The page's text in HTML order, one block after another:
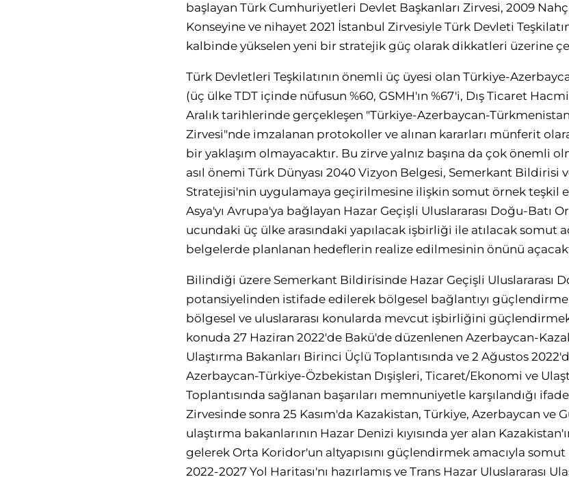
başlayan Türk Cumhuriyetleri Devlet Başkanları Zirvesi, 2009
Konseyine ve nihayet 2021 İstanbul Zirvesiyle Türk Devleti
kalbinde yükselen yeni bir stratejik güç olarak dikkatleri üzerine
Türk Devletleri Teşkilatının önemli üç üyesi olan Türkiye-
(üç ülke TDT içinde nüfusun %60, GSMH'ın %67'i, Dış Ticaret
Aralık tarihlerinde gerçekleşen "Türkiye-Azerbaycan-Türkmenistan
Zirvesi"nde imzalanan protokoller ve alınan kararları münferit
bir yaklaşım olmayacaktır. Bu zirve yalnız başına da çok önemli
asıl önemi Türk Dünyası 2040 Vizyon Belgesi, Semerkant Bildirisi
Stratejisi'nin uygulamaya geçirilmesine ilişkin somut örnek teşkil
Asya'yı Avrupa'ya bağlayan Hazar Geçişli Uluslararası Doğu-Batı
ucundaki üç ülke arasındaki yapılacak işbirliği ile atılacak somut
belgelerde planlanan hedeflerin realize edilmesinin önünü
Bilindiği üzere Semerkant Bildirisinde Hazar Geçişli Uluslararası
potansiyelinden istifade edilerek bölgesel bağlantıyı
bölgesel ve uluslararası konularda mevcut işbirliğini
konuda 27 Haziran 2022'de Bakü'de düzenlenen Azerbaycan-
Ulaştırma Bakanları Birinci Üçlü Toplantısında ve 2 Ağustos
Azerbaycan-Türkiye-Özbekistan Dışişleri, Ticaret/Ekonomi ve
Toplantısında sağlanan başarıları memnuniyetle karşılandığı
Zirvesinde sonra 25 Kasım'da Kazakistan, Türkiye, Azerbaycan ve
ulaştırma bakanlarının Hazar Denizi kıyısında yer alan
gelerek Orta Koridor'un altyapısını güçlendirmek amacıyla
2022-2027 Yol Haritası'nı hazırlamış ve Trans Hazar Uluslararası